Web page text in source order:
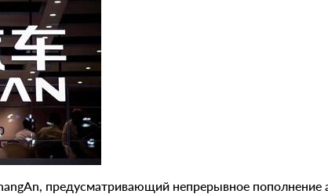
предусматривающий непрерывное пополнение